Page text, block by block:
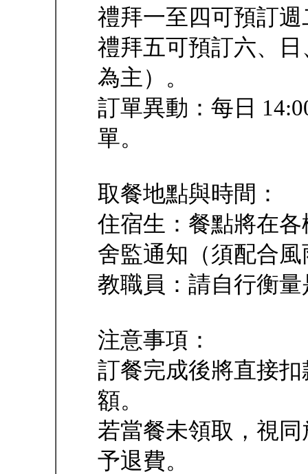
禮拜一至四可預訂
禮拜五可預訂六、
為主）。
訂單異動：每日
單。
取餐地點與時間：
住宿生：餐點將在
舍監通知（須配合
教職員：請自行衡
注意事項：
訂餐完成後將直接
額。
若當餐未領取，視
予退費。